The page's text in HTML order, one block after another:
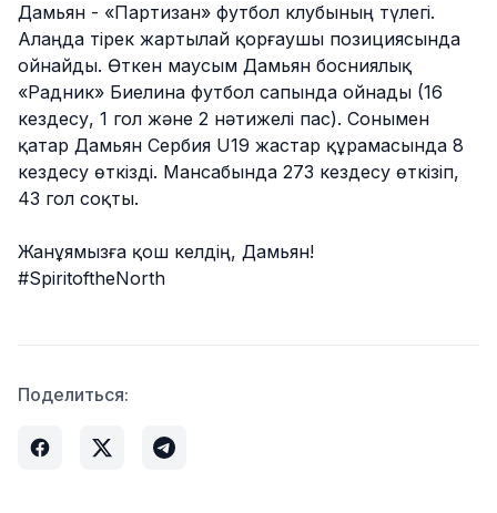
Дамьян - «Партизан» футбол клубының түлегі.
Алаңда тірек жартылай қорғаушы позициясында
ойнайды. Өткен маусым Дамьян босниялық
«Радник» Биелина футбол сапында ойнады (16
кездесу, 1 гол және 2 нәтижелі пас). Сонымен
қатар Дамьян Сербия U19 жастар құрамасында 8
кездесу өткізді. Мансабында 273 кездесу өткізіп,
43 гол соқты.
Жанұямызға қош келдің, Дамьян!
#SpiritoftheNorth
Поделиться: